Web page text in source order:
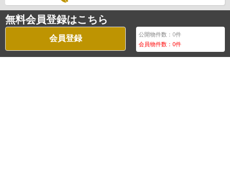
無料会員登録はこちら
会員登録 公開物件数：0件
会員物件数：0件